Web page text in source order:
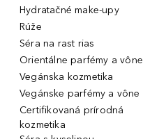
Hydratačné make-upy
Rúže
Séra na rast rias
Orientálne parfémy a vône
Vegánska kozmetika
Vegánske parfémy a vône
Certifikovaná prírodná
kozmetika